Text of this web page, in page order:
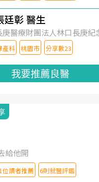
廷彰 醫生
庚醫療財團法人林口長庚紀
產科 桃園市 分享數23
我要推薦良醫
給他開
位讀者推薦 6則就醫評鑑